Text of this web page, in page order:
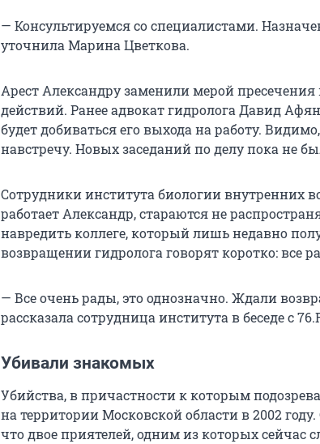
— Консультируемся со специалистами.
уточнила Марина Цветкова.
Арест Александру заменили мерой
действий. Ранее адвокат гидролога Давид
будет добиваться его выхода на работу.
навстречу. Новых заседаний по делу пока не
Сотрудники института биологии внутренних
работает Александр, стараются не
навредить коллеге, который лишь недавно
возвращении гидролога говорят коротко: все
— Все очень рады, это однозначно. Ждали
рассказала сотрудница института в беседе с
Убивали знакомых
Убийства, в причастности к которым
на территории Московской области в 2002
что двое приятелей, одним из которых сейчас